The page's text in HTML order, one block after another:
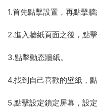
1.首先點擊設置，再點擊牆
2.進入牆紙頁面之後，點擊
3.點擊動态牆紙。
4.找到自己喜歡的壁紙，點
5.點擊設定鎖定屏幕，設